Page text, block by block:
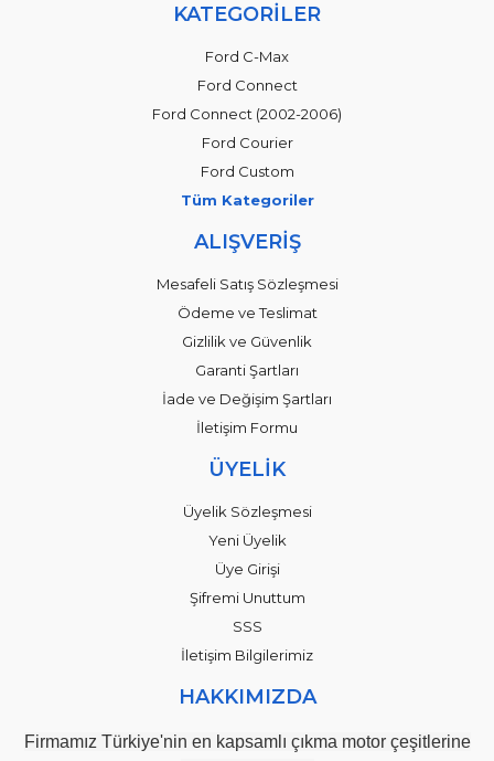
KATEGORİLER
Ford C-Max
Ford Connect
Ford Connect (2002-2006)
Ford Courier
Ford Custom
Tüm Kategoriler
ALIŞVERİŞ
Mesafeli Satış Sözleşmesi
Ödeme ve Teslimat
Gizlilik ve Güvenlik
Garanti Şartları
İade ve Değişim Şartları
İletişim Formu
ÜYELİK
Üyelik Sözleşmesi
Yeni Üyelik
Üye Girişi
Şifremi Unuttum
SSS
İletişim Bilgilerimiz
HAKKIMIZDA
Firmamız Türkiye'nin en kapsamlı çıkma motor çeşitlerine